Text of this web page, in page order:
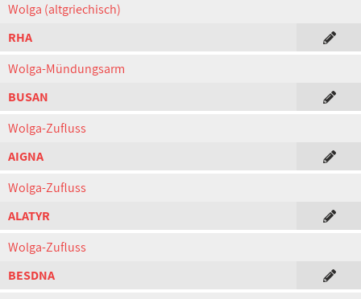
Wolga (altgriechisch)
RHA
Wolga-Mündungsarm
BUSAN
Wolga-Zufluss
AIGNA
Wolga-Zufluss
ALATYR
Wolga-Zufluss
BESDNA